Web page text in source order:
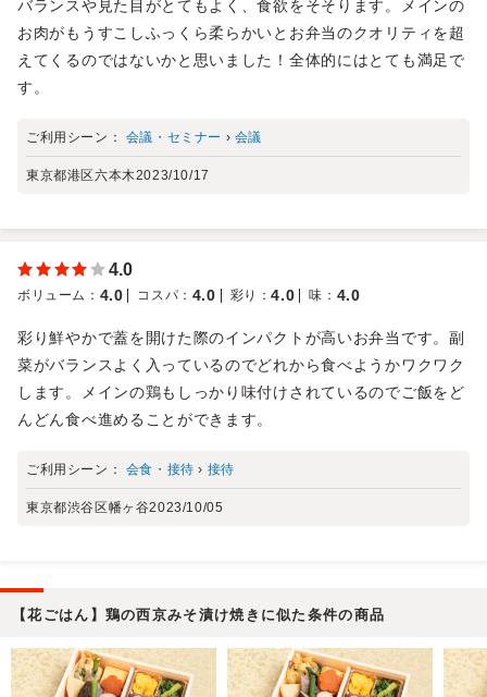
バランスや見た目がとてもよく、食欲をそそります。メインの
お肉がもうすこしふっくら柔らかいとお弁当のクオリティを超
えてくるのではないかと思いました！全体的にはとても満足で
す。
ご利用シーン： 会議・セミナー › 会議
東京都港区六本木2023/10/17
4.0
ボリューム ： 4.0 コスパ ： 4.0 彩り ：4.0 味 ： 4.0
彩り鮮やかで蓋を開けた際のインパクトが高いお弁当です。副
菜がバランスよく入っているのでどれから食べようかワクワク
します。メインの鶏もしっかり味付けされているのでご飯をど
んどん食べ進めることができます。
ご利用シーン： 会食・接待 › 接待
東京都渋谷区幡ヶ谷2023/10/05
【花ごはん】鶏の西京みそ漬け焼きに似た条件の商品